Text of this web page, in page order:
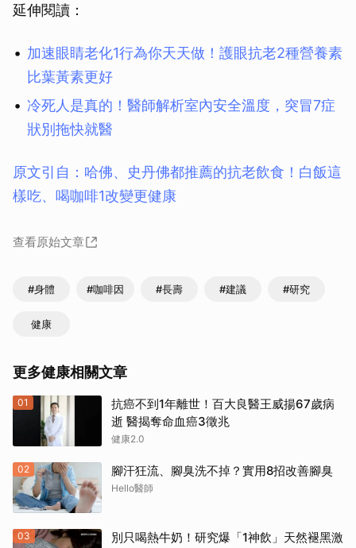
延伸閱讀：
加速眼睛老化1行為你天天做！護眼抗老2種營養素
比葉黃素更好
冷死人是真的！醫師解析室內安全溫度，突冒7症
狀別拖快就醫
原文引自：哈佛、史丹佛都推薦的抗老飲食！白飯這
樣吃、喝咖啡1改變更健康
查看原始文章
#身體 #咖啡因 #長壽 #建議 #研究
健康
更多健康相關文章
01
抗癌不到1年離世！百大良醫王威揚67歲病
逝 醫揭奪命血癌3徵兆
健康2.0
02 腳汗狂流、腳臭洗不掉？實用8招改善腳臭
Hello醫師
03
別只喝熱牛奶！研究爆「1神飲」天然褪黑激